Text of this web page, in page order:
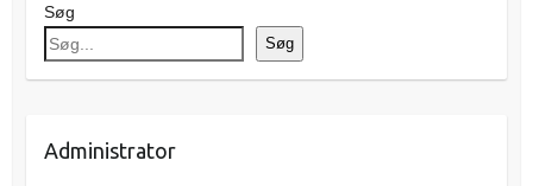
Søg
Søg
Administrator